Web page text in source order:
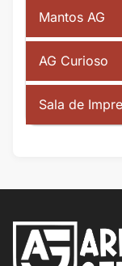
Mantos AG
AG Curioso
Sala de